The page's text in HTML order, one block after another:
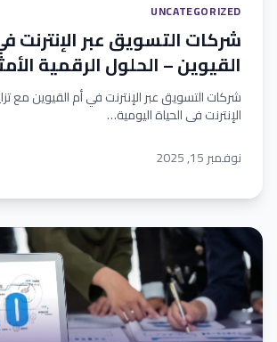
UNCATEGORIZED
شركات التسويق عبر الإنترنت
القيوين – الحلول الرقمية
شركات التسويق عبر الإنترنت في أم القيوين مع
الإنترنت في الحياة اليومية…
نوفمبر 15, 2025